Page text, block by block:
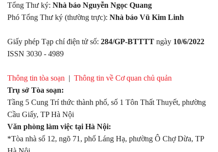
Tổng Thư ký: Nhà báo Nguyễn Ngọc Quang
Phó Tổng Thư ký (thường trực): Nhà báo Vũ Kim Linh
Giấy phép Tạp chí điện tử số: 284/GP-BTTTT ngày 10/6/2022
ISSN 3030 - 4989
Thông tin tòa soạn | Thông tin về Cơ quan chủ quản
Trụ sở Tòa soạn:
Tầng 5 Cung Trí thức thành phố, số 1 Tôn Thất Thuyết, phường
Cầu Giấy, TP Hà Nội
Văn phòng làm việc tại Hà Nội:
*Tòa nhà số 12, ngõ 71, phố Láng Hạ, phường Ô Chợ Dừa, TP